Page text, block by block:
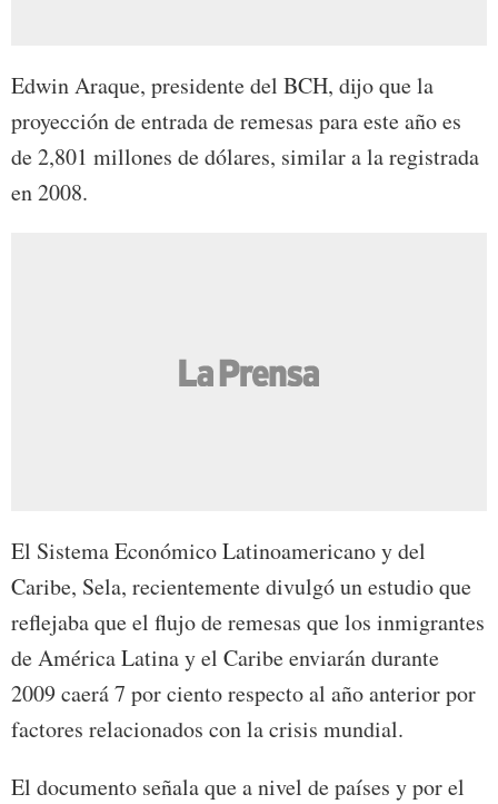
Edwin Araque, presidente del BCH, dijo que la
proyección de entrada de remesas para este año es
de 2,801 millones de dólares, similar a la registrada
en 2008.
El Sistema Económico Latinoamericano y del
Caribe, Sela, recientemente divulgó un estudio que
reflejaba que el flujo de remesas que los inmigrantes
de América Latina y el Caribe enviarán durante
2009 caerá 7 por ciento respecto al año anterior por
factores relacionados con la crisis mundial.
El documento señala que a nivel de países y por el